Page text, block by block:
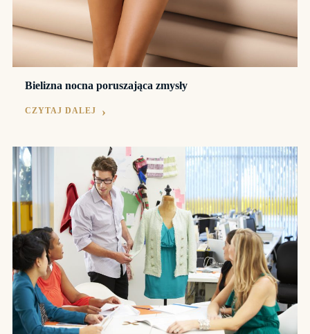
Bielizna nocna poruszająca zmysły
CZYTAJ DALEJ